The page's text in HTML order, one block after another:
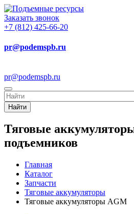
Заказать звонок
+7 (812) 425-66-20
pr@podemspb.ru
pr@podemspb.ru
Найти
Тяговые
подъемников
Главная
Каталог
Запчасти
Тяговые аккумуляторы
Тяговые аккумуляторы AGM